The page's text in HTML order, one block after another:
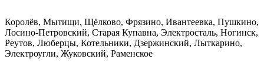
Королёв, Мытищи, Щёлково, Фрязино, Ивантеевка, Пушкино,
Лосино-Петровский, Старая Купавна, Электросталь, Ногинск,
Реутов, Люберцы, Котельники, Дзержинский, Лыткарино,
Электроугли, Жуковский, Раменское